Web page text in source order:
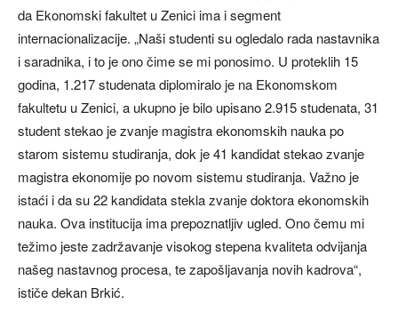
da Ekonomski fakultet u Zenici ima i segment
internacionalizacije. „Naši studenti su ogledalo rada nastavnika
i saradnika, i to je ono čime se mi ponosimo. U proteklih 15
godina, 1.217 studenata diplomiralo je na Ekonomskom
fakultetu u Zenici, a ukupno je bilo upisano 2.915 studenata, 31
student stekao je zvanje magistra ekonomskih nauka po
starom sistemu studiranja, dok je 41 kandidat stekao zvanje
magistra ekonomije po novom sistemu studiranja. Važno je
istaći i da su 22 kandidata stekla zvanje doktora ekonomskih
nauka. Ova institucija ima prepoznatljiv ugled. Ono čemu mi
težimo jeste zadržavanje visokog stepena kvaliteta odvijanja
našeg nastavnog procesa, te zapošljavanja novih kadrova“,
ističe dekan Brkić.